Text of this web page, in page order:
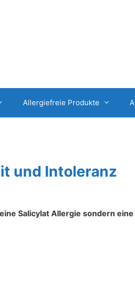
Allergiefreie Produkte
und Intoleranz
Salicylat Allergie sondern eine